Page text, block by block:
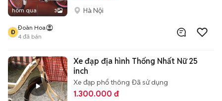
hôm qua 3 Hà Nội
Đ
Đoàn Hoa
4 đã bán
Xe đạp địa hình Thống Nhất Nữ 25
inch
Xe đạp phổ thông Đã sử dụng
1.300.000 đ